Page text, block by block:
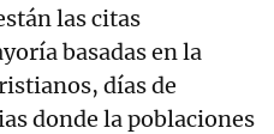
las citas
basadas en la
días de
donde la poblaciones